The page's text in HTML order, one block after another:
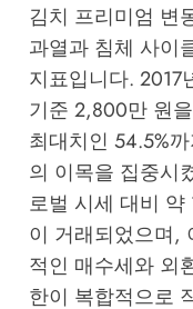
김치 프리미엄 변
과열과 침체 사이
지표입니다. 2017
기준 2,800만 원
최대치인 54.5%
의 이목을 집중시
로벌 시세 대비 약
이 거래되었으며,
적인 매수세와 외
한이 복합적으로